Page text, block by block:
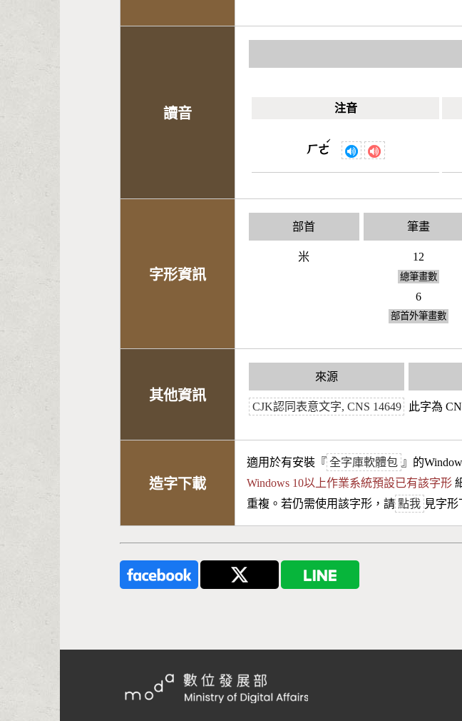
讀音
注音
ㄏㄜ
ˊ
字形資訊
部首
米
筆畫
12
總筆畫數
6
部首外筆畫數
其他資訊
來源
CJK認同表意文字, CNS 14649 此字為
造字下載
適用於有安裝『 全字庫軟體包 』的
Windows 10以上作業系統預設已有該字形
重複。若仍需使用該字形，請 點我 見字形